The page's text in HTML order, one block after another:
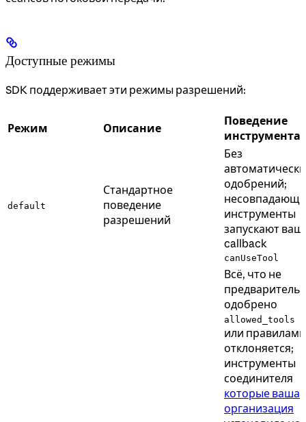
Доступные режимы
SDK поддерживает эти режимы разрешений:
Режим Описание
Поведение
инструмента
default
Стандартное
поведение
разрешений
Без
одобрений;
инструменты
запускают ваш
callback
canUseTool
Всё, что не
одобрено
allowed_tools
или
отклоняется;
инструменты
соединителя
которые ваша
организация